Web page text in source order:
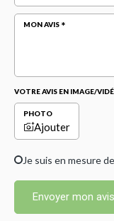
MON AVIS
VOTRE AVIS EN IMAGE/
PHOTO
Ajouter
Je suis en mesure
Envoyer mon avis